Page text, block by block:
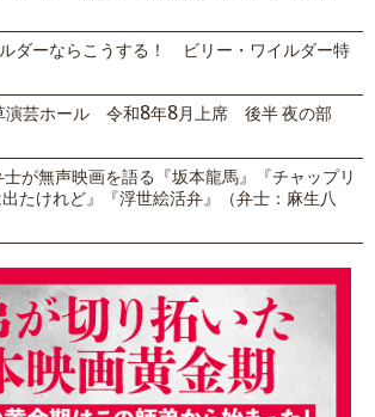
ダーならこうする！ ビリー・ワイルダー特
演芸ホール 令和8年8月上席 後半 夜の部
が無声映画を語る『坂本龍馬』『チャップリ
たけれど』『浮世絵活弁』（弁士：麻生八